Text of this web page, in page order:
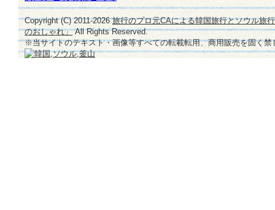
Copyright (C) 2011-2026旅行のプロ元CAによる韓国旅行とソウル旅
のおしゃれ」All Rights Reserved.
※当サイトのテキスト・画像等すべての転載転用、商用販売を固く禁